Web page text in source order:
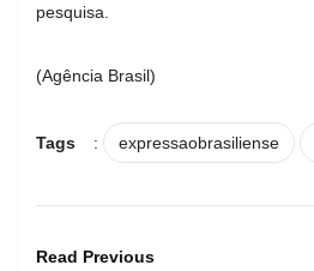
pesquisa.
(Agência Brasil)
Tags : expressaobrasiliense
Read Previous